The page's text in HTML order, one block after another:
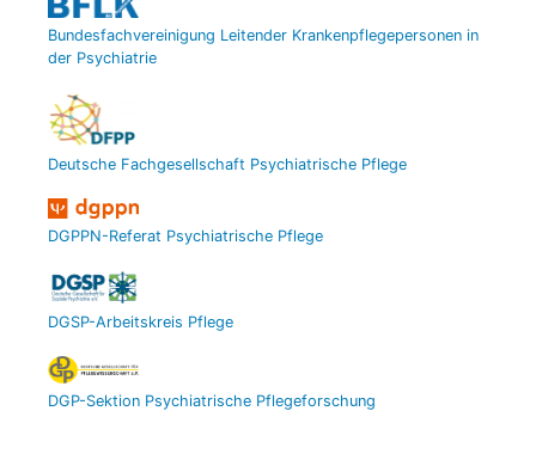
Bundesfachvereinigung Leitender Krankenpflegepersonen in
der Psychiatrie
Deutsche Fachgesellschaft Psychiatrische Pflege
DGPPN-Referat Psychiatrische Pflege
DGSP-Arbeitskreis Pflege
DGP-Sektion Psychiatrische Pflegeforschung